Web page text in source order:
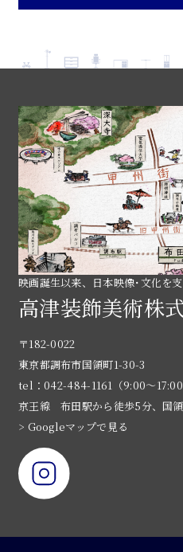
映画誕生以来、日本映像･文化を
高津装飾美術株
〒182-0022
東京都調布市国領町1-30-3
tel：042-484-1161（9:00〜17:00
京王線 布田駅から徒歩5分、国
> Googleマップで見る